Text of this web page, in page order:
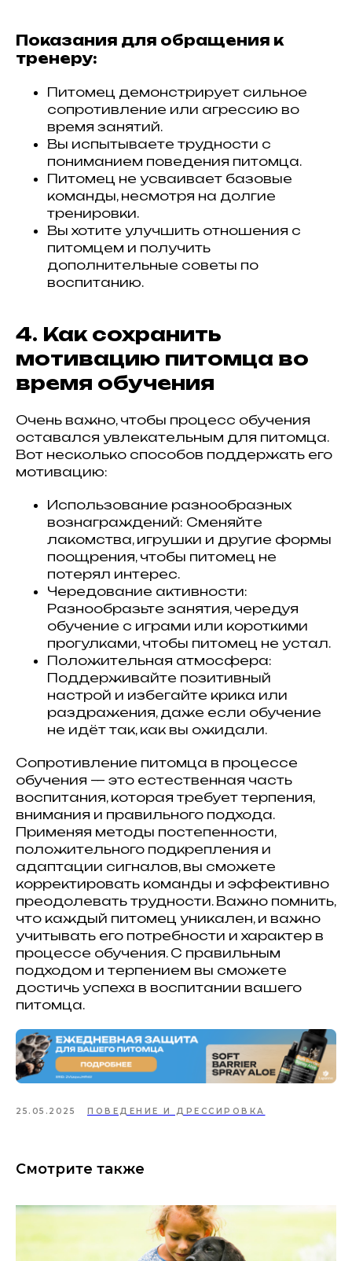
Показания для обращения к
тренеру:
Питомец демонстрирует сильное
сопротивление или агрессию во
время занятий.
Вы испытываете трудности с
пониманием поведения питомца.
Питомец не усваивает базовые
команды, несмотря на долгие
тренировки.
Вы хотите улучшить отношения с
питомцем и получить
дополнительные советы по
воспитанию.
4. Как сохранить
мотивацию питомца во
время обучения
Очень важно, чтобы процесс обучения
оставался увлекательным для питомца.
Вот несколько способов поддержать его
мотивацию:
Использование разнообразных
вознаграждений: Сменяйте
лакомства, игрушки и другие формы
поощрения, чтобы питомец не
потерял интерес.
Чередование активности:
Разнообразьте занятия, чередуя
обучение с играми или короткими
прогулками, чтобы питомец не устал.
Положительная атмосфера:
Поддерживайте позитивный
настрой и избегайте крика или
раздражения, даже если обучение
не идёт так, как вы ожидали.
Сопротивление питомца в процессе
обучения — это естественная часть
воспитания, которая требует терпения,
внимания и правильного подхода.
Применяя методы постепенности,
положительного подкрепления и
адаптации сигналов, вы сможете
корректировать команды и эффективно
преодолевать трудности. Важно помнить,
что каждый питомец уникален, и важно
учитывать его потребности и характер в
процессе обучения. С правильным
подходом и терпением вы сможете
достичь успеха в воспитании вашего
питомца.
25.05.2025 ПОВЕДЕНИЕ И ДРЕССИРОВКА
Смотрите также